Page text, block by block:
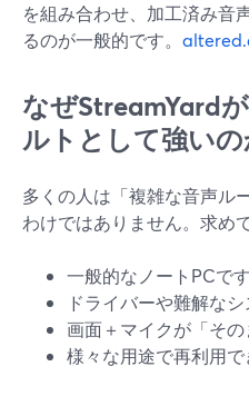
を組み合わせ、加工済み音
るのが一般的です。
なぜStreamYard
ルトとして強いの
多くの人は「複雑な音声ル
わけではありません。求め
一般的なノートPCで
ドライバーや難解な
画面＋マイクが「そ
様々な用途で再利用